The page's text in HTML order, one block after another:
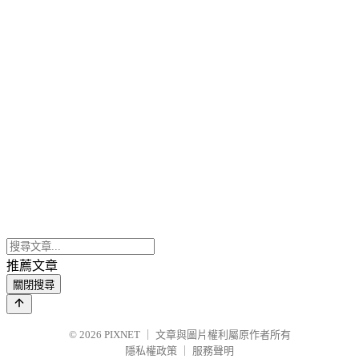
推薦文章
關閉搜尋
© 2026 PIXNET
文章與圖片權利屬原作者所有
隱私權政策
服務聲明